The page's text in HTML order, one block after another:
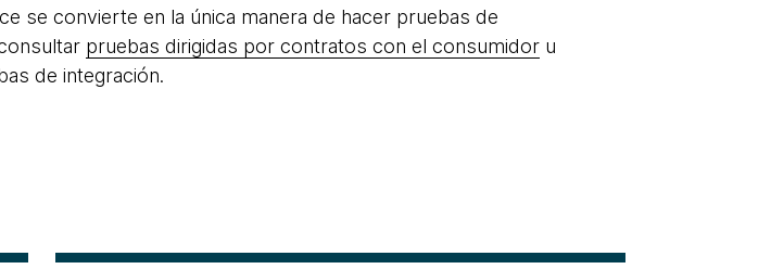
se convierte en la única manera de hacer pruebas de
pruebas dirigidas por contratos con el consumidor u
de integración.